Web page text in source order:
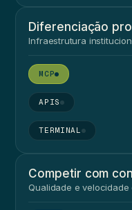
Diferenciação
Infraestrutura
●
●
●
Competir com
Qualidade e